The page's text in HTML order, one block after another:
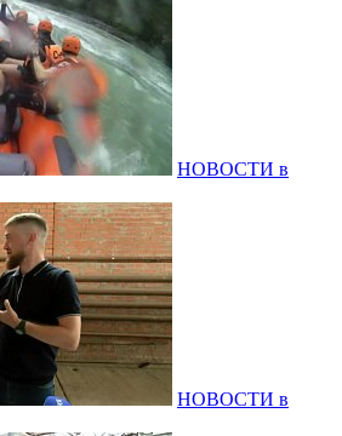
НОВОСТИ в
НОВОСТИ в